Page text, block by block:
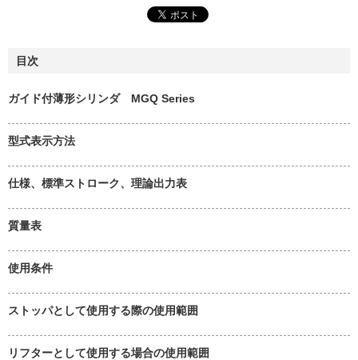
目次
ガイド付薄形シリンダ MGQ Series
型式表示方法
仕様、標準ストローク、理論出力表
質量表
使用条件
ストッパとして使用する際の使用範囲
リフターとして使用する場合の使用範囲